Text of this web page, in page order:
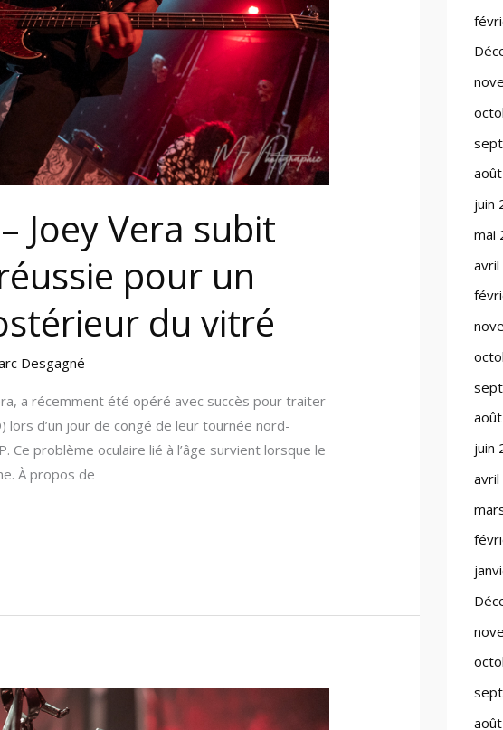
Joey Vera subit
pour un
du vitré
Desgagné
a récemment été opéré avec succès pour traiter
d’un jour de congé de leur tournée nord-
Ce problème oculaire lié à l’âge survient lorsque le
À propos de
juin
mai
avril
juin